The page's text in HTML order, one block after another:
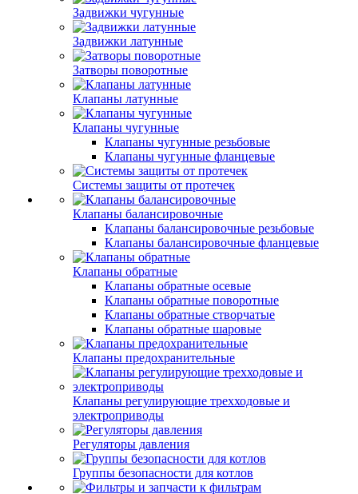
Задвижки чугунные
Задвижки латунные
Затворы поворотные
Клапаны латунные
Клапаны чугунные
Клапаны чугунные резьбовые
Клапаны чугунные фланцевые
Системы защиты от протечек
Клапаны балансировочные
Клапаны балансировочные резьбовые
Клапаны балансировочные фланцевые
Клапаны обратные
Клапаны обратные осевые
Клапаны обратные поворотные
Клапаны обратные створчатые
Клапаны обратные шаровые
Клапаны предохранительные
Клапаны регулирующие трехходовые и
электроприводы
Регуляторы давления
Группы безопасности для котлов